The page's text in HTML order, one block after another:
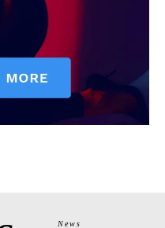
News